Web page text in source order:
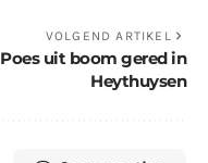
VOLGEND ARTIKEL
Poes uit boom gered in
Heythuysen